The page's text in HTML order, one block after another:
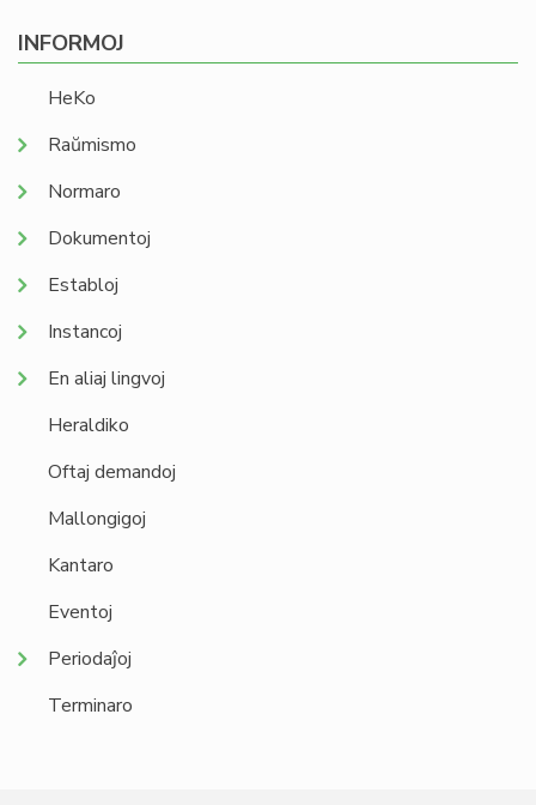
INFORMOJ
HeKo
Raŭmismo
Normaro
Dokumentoj
Establoj
Instancoj
En aliaj lingvoj
Heraldiko
Oftaj demandoj
Mallongigoj
Kantaro
Eventoj
Periodaĵoj
Terminaro